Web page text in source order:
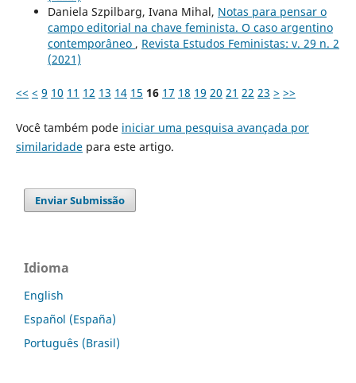
Daniela Szpilbarg, Ivana Mihal, Notas para pensar o
campo editorial na chave feminista. O caso argentino
contemporâneo , Revista Estudos Feministas: v. 29 n. 2
(2021)
<< < 9 10 11 12 13 14 15 16 17 18 19 20 21 22 23 > >>
Você também pode iniciar uma pesquisa avançada por
similaridadepara este artigo.
Enviar Submissão
Idioma
English
Español (España)
Português (Brasil)